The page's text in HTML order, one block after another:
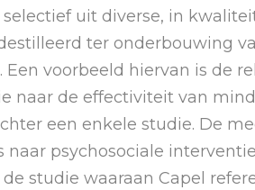
uit diverse, in
ter onderbouwing
voorbeeld hiervan is de
naar de effectiviteit van
een enkele studie. De
naar psychosociale
studie waaraan Capel